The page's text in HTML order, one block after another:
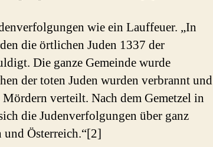
wie ein Lauffeuer. „In
die örtlichen Juden 1337 der
Die ganze Gemeinde wurde
der toten Juden wurden verbrannt und
verteilt. Nach dem Gemetzel in
die Judenverfolgungen über ganz
Österreich.“[2]